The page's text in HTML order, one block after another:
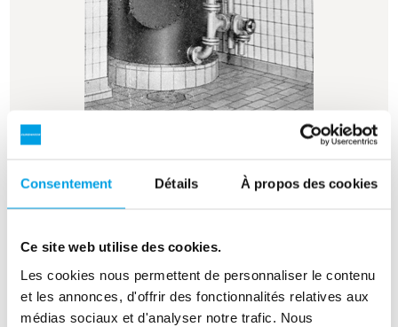
Consentement Détails À propos des cookies
Ce site web utilise des cookies.
Les cookies nous permettent de personnaliser le contenu
et les annonces, d'offrir des fonctionnalités relatives aux
médias sociaux et d'analyser notre trafic. Nous
Unité d’adoucissement
Voir les unités d’adoucissement